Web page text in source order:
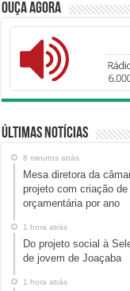
Ouça Agora
Últimas Notícias
8 minutos atrás
Mesa diretora da
projeto com criação
orçamentária por ano
1 hora atrás
Do projeto social à
de jovem de Joaçaba
1 hora atrás